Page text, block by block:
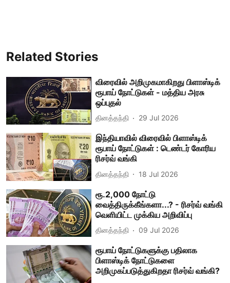
Related Stories
விரைவில் அறிமுகமாகிறது பிளாஸ்டிக்
ரூபாய் நோட்டுகள் - மத்திய அரசு
ஒப்புதல்
தினத்தந்தி 29 Jul 2026
இந்தியாவில் விரைவில் பிளாஸ்டிக்
ரூபாய் நோட்டுகள் : டெண்டர் கோரிய
ரிசர்வ் வங்கி
தினத்தந்தி 18 Jul 2026
ரூ.2,000 நோட்டு
வைத்திருக்கீங்களா...? - ரிசர்வ் வங்கி
வெளியிட்ட முக்கிய அறிவிப்பு
தினத்தந்தி 09 Jul 2026
ரூபாய் நோட்டுகளுக்கு பதிலாக
பிளாஸ்டிக் நோட்டுகளை
அறிமுகப்படுத்துகிறதா ரிசர்வ் வங்கி?